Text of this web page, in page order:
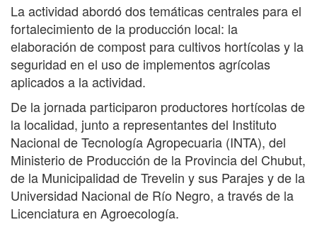
La actividad abordó dos temáticas centrales para el
fortalecimiento de la producción local: la
elaboración de compost para cultivos hortícolas y la
seguridad en el uso de implementos agrícolas
aplicados a la actividad.
De la jornada participaron productores hortícolas de
la localidad, junto a representantes del Instituto
Nacional de Tecnología Agropecuaria (INTA), del
Ministerio de Producción de la Provincia del Chubut,
de la Municipalidad de Trevelin y sus Parajes y de la
Universidad Nacional de Río Negro, a través de la
Licenciatura en Agroecología.